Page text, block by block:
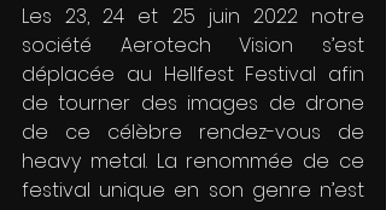
Les 23, 24 et 25 juin 2022 notre
société Aerotech Vision s’est
déplacée au Hellfest Festival afin
de tourner des images de drone
de ce célèbre rendez-vous de
heavy metal. La renommée de ce
festival unique en son genre n’est